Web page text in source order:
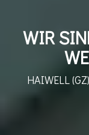
WIR
HAIWELL